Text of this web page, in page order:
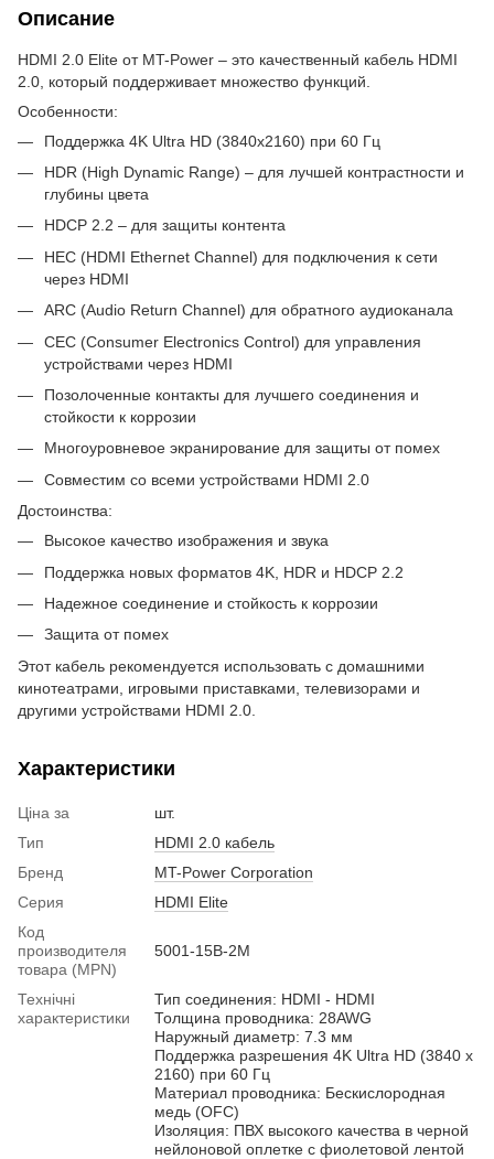
Описание
HDMI 2.0 Elite от MT-Power – это качественный кабель HDMI
2.0, который поддерживает множество функций.
Особенности:
Поддержка 4K Ultra HD (3840x2160) при 60 Гц
HDR (High Dynamic Range) – для лучшей контрастности и
глубины цвета
HDCP 2.2 – для защиты контента
HEC (HDMI Ethernet Channel) для подключения к сети
через HDMI
ARC (Audio Return Channel) для обратного аудиоканала
CEC (Consumer Electronics Control) для управления
устройствами через HDMI
Позолоченные контакты для лучшего соединения и
стойкости к коррозии
Многоуровневое экранирование для защиты от помех
Совместим со всеми устройствами HDMI 2.0
Достоинства:
Высокое качество изображения и звука
Поддержка новых форматов 4K, HDR и HDCP 2.2
Надежное соединение и стойкость к коррозии
Защита от помех
Этот кабель рекомендуется использовать с домашними
кинотеатрами, игровыми приставками, телевизорами и
другими устройствами HDMI 2.0.
Характеристики
Ціна за
шт.
Тип
HDMI 2.0 кабель
Бренд
MT-Power Corporation
Серия
HDMI Elite
Код
производителя
товара (MPN)
5001-15B-2M
Технічні
характеристики
Тип соединения: HDMI - HDMI
Толщина проводника: 28AWG
Наружный диаметр: 7.3 мм
Поддержка разрешения 4K Ultra HD (3840 x
2160) при 60 Гц
Материал проводника: Бескислородная
медь (OFC)
Изоляция: ПВХ высокого качества в черной
нейлоновой оплетке с фиолетовой лентой